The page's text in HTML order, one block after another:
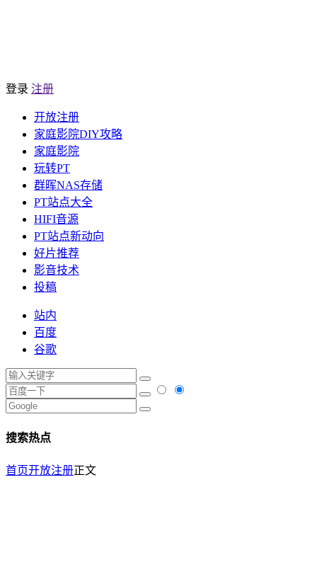
登录 注册
开放注册
家庭影院DIY攻略
家庭影院
玩转PT
群晖NAS存储
PT站点大全
HIFI音源
PT站点新动向
好片推荐
影音技术
投稿
站内
百度
谷歌
搜索热点
首页开放注册正文